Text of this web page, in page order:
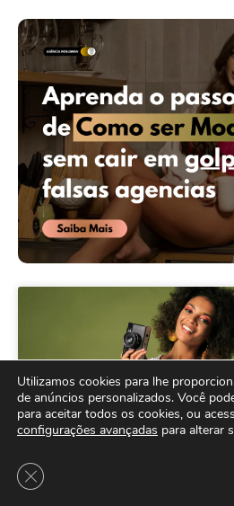
Utilizamos cookies para lhe
de anúncios personalizados. Você
para aceitar todos os cookies, ou
configurações avançadas para alterar
Close GDPR Cookie Banner